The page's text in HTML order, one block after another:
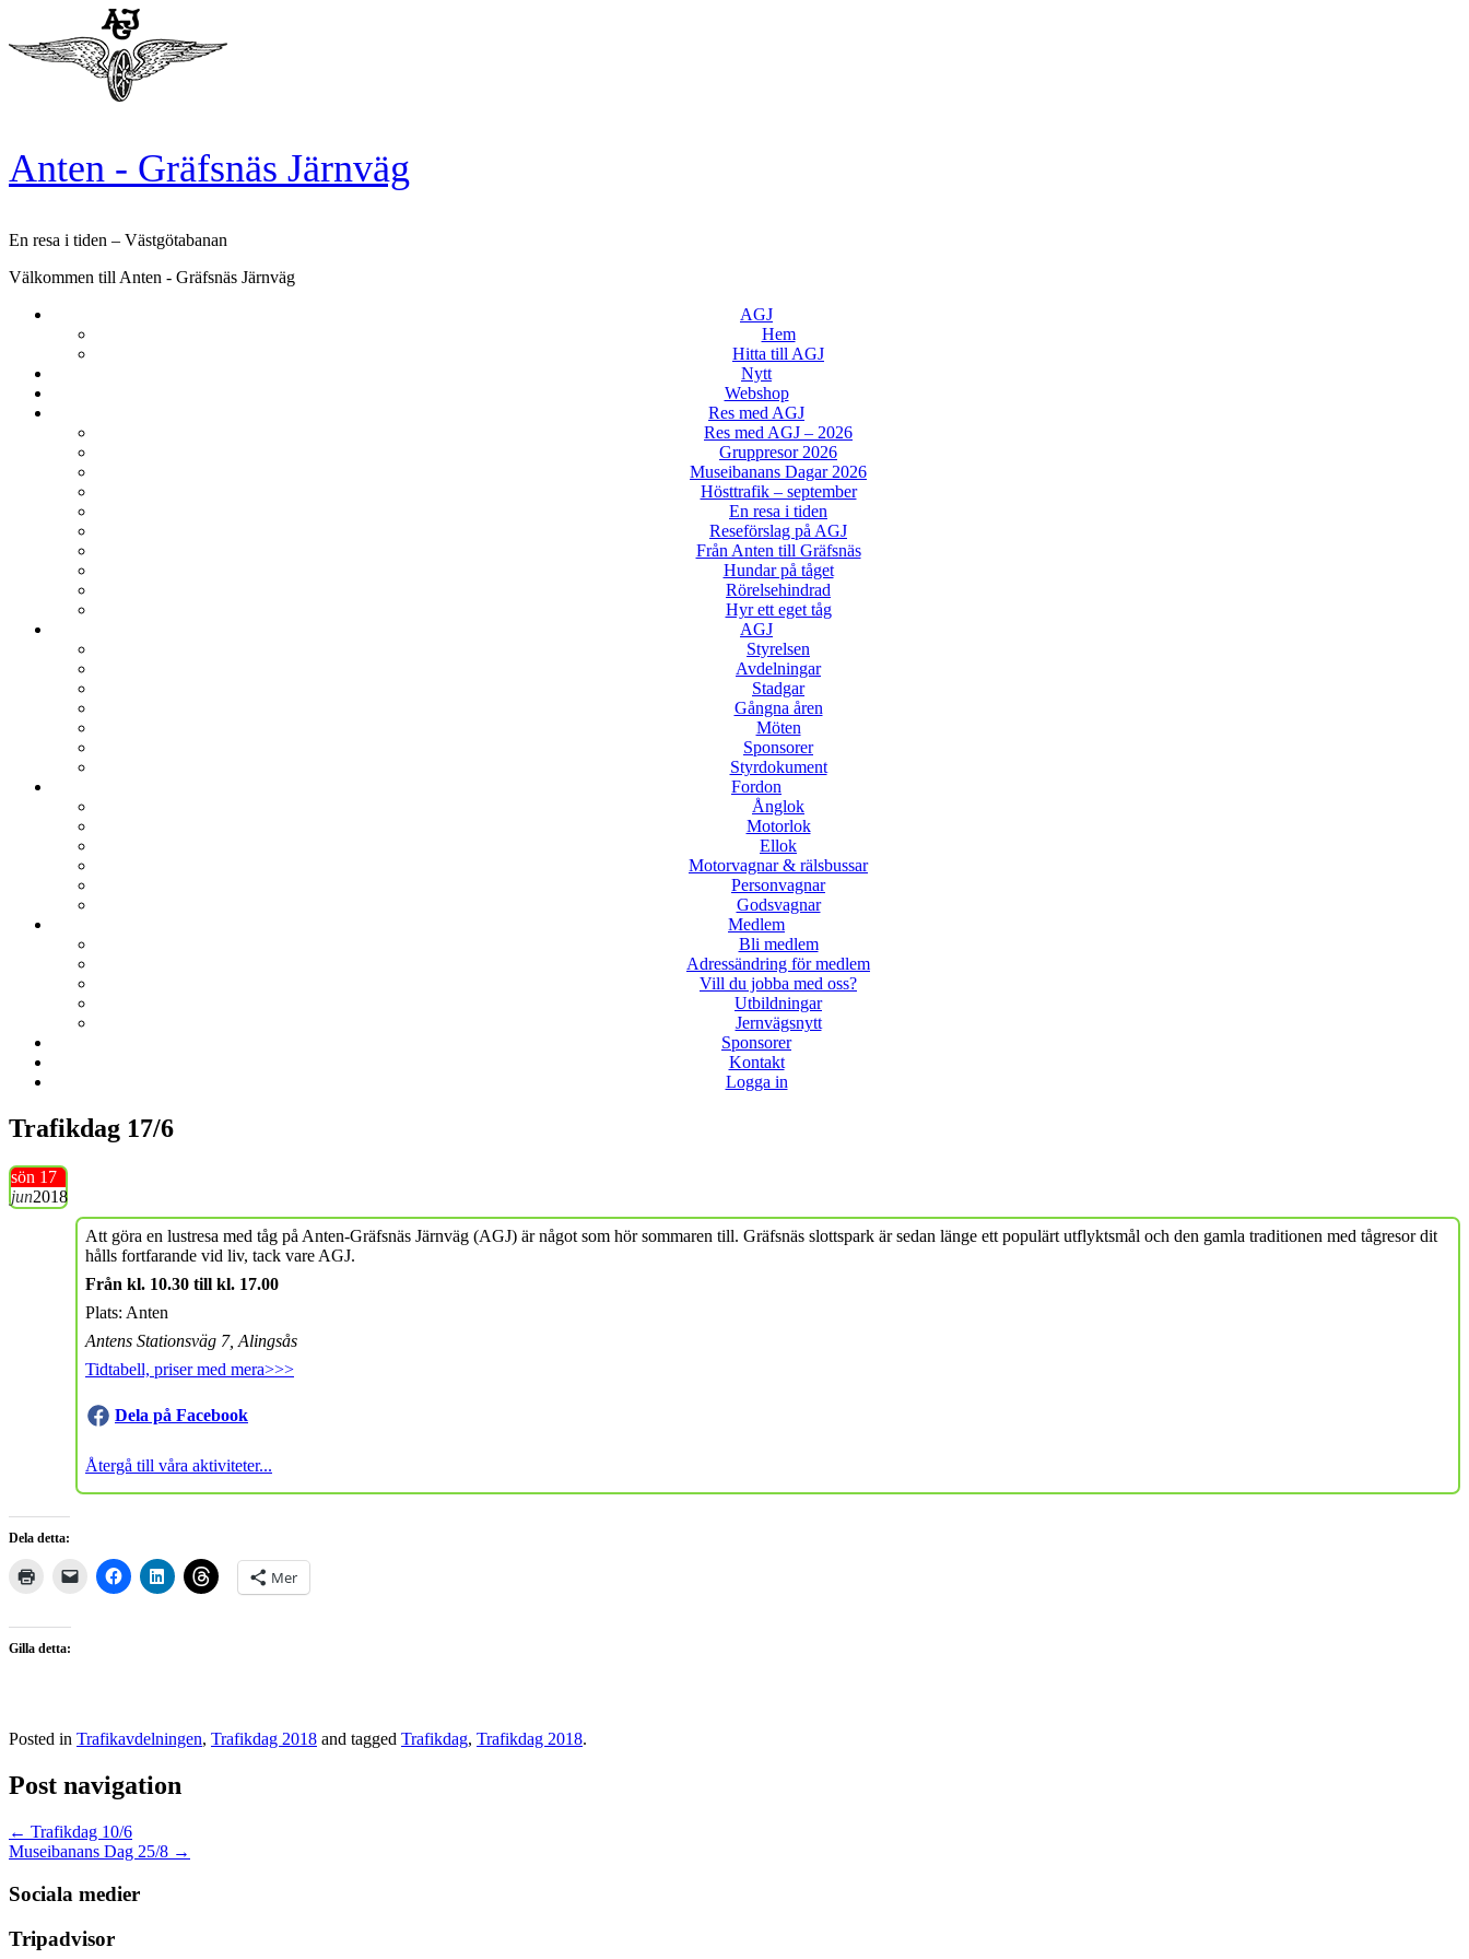
content
Anten - Gräfsnäs Järnväg
En resa i tiden – Västgötabanan
Välkommen till Anten - Gräfsnäs Järnväg
AGJ
Hem
Hitta till AGJ
Nytt
Webshop
Res med AGJ
Res med AGJ – 2026
Gruppresor 2026
Museibanans Dagar 2026
Hösttrafik – september
En resa i tiden
Reseförslag på AGJ
Från Anten till Gräfsnäs
Hundar på tåget
Rörelsehindrad
Hyr ett eget tåg
AGJ
Styrelsen
Avdelningar
Stadgar
Gångna åren
Möten
Sponsorer
Styrdokument
Fordon
Ånglok
Motorlok
Ellok
Motorvagnar & rälsbussar
Personvagnar
Godsvagnar
Medlem
Bli medlem
Adressändring för medlem
Vill du jobba med oss?
Utbildningar
Jernvägsnytt
Sponsorer
Kontakt
Logga in
Trafikdag 17/6
sön 17
jun2018
Att göra en lustresa med tåg på Anten-Gräfsnäs Järnväg (AGJ) är något som hör sommaren till. Gräfsnäs slottspark är sedan länge ett populärt utflyktsmål och den gamla traditionen med tågresor dit
hålls fortfarande vid liv, tack vare AGJ.
Från kl. 10.30 till kl. 17.00
Plats: Anten
Antens Stationsväg 7, Alingsås
Tidtabell, priser med mera>>>
Dela på Facebook
Återgå till våra aktiviteter...
Dela detta:
Mer
Gilla detta:
Posted in Trafikavdelningen, Trafikdag 2018 and tagged Trafikdag, Trafikdag 2018.
Post navigation
← Trafikdag 10/6
Museibanans Dag 25/8 →
Sociala medier
Tripadvisor